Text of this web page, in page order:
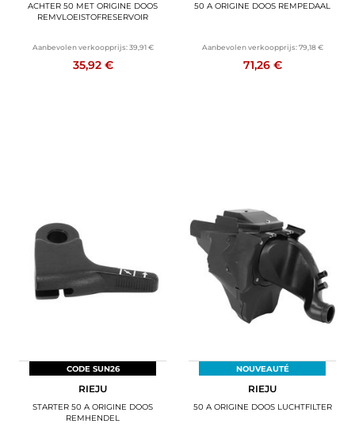
ACHTER 50 MET ORIGINE DOOS
REMVLOEISTOFRESERVOIR
Aanbevolen verkoopprijs: 39,91 €
35,92 €
50 A ORIGINE DOOS REMPEDAAL
Aanbevolen verkoopprijs: 79,18 €
71,26 €
CODE SUN26
RIEJU
STARTER 50 A ORIGINE DOOS
REMHENDEL
NOUVEAUTÉ
RIEJU
50 A ORIGINE DOOS LUCHTFILTER